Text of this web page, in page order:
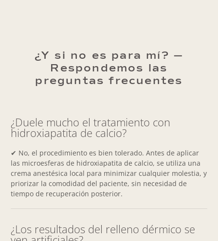
¿Y si no es para mí? —
Respondemos las
preguntas frecuentes
¿Duele mucho el tratamiento con
hidroxiapatita de calcio?
✔ No, el procedimiento es bien tolerado. Antes de aplicar
las microesferas de hidroxiapatita de calcio, se utiliza una
crema anestésica local para minimizar cualquier molestia, y
priorizar la comodidad del paciente, sin necesidad de
tiempo de recuperación posterior.
¿Los resultados del relleno dérmico se